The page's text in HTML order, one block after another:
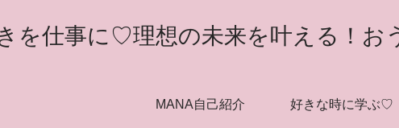
を仕事に♡理想の未来を叶える！お
MANA自己紹介 好きな時に学ぶ♡